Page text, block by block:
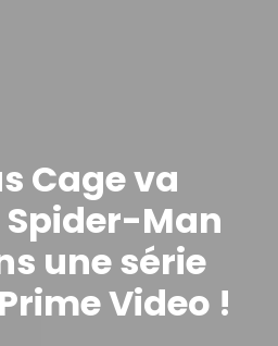
Cage va
Man
une série
Video !